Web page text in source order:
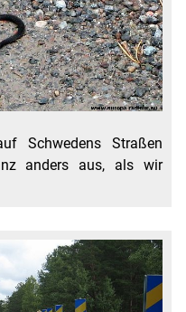
Schwedens Straßen
anders aus, als wir